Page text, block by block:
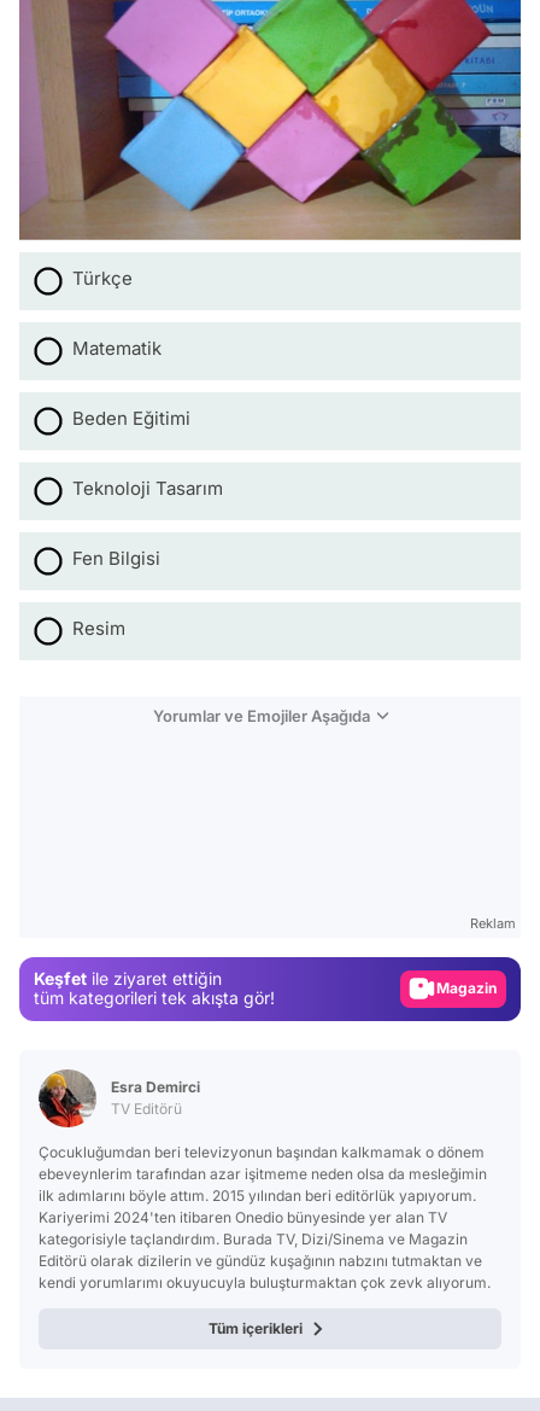
Türkçe
Matematik
Beden Eğitimi
Teknoloji Tasarım
Fen Bilgisi
Resim
Yorumlar ve Emojiler Aşağıda
Reklam
Keşfet ile ziyaret ettiğin
tüm kategorileri tek akışta gör!
Video
Esra Demirci
TV Editörü
Çocukluğumdan beri televizyonun başından kalkmamak o dönem
ebeveynlerim tarafından azar işitmeme neden olsa da mesleğimin
ilk adımlarını böyle attım. 2015 yılından beri editörlük yapıyorum.
Kariyerimi 2024'ten itibaren Onedio bünyesinde yer alan TV
kategorisiyle taçlandırdım. Burada TV, Dizi/Sinema ve Magazin
Editörü olarak dizilerin ve gündüz kuşağının nabzını tutmaktan ve
kendi yorumlarımı okuyucuyla buluşturmaktan çok zevk alıyorum.
Tüm içerikleri